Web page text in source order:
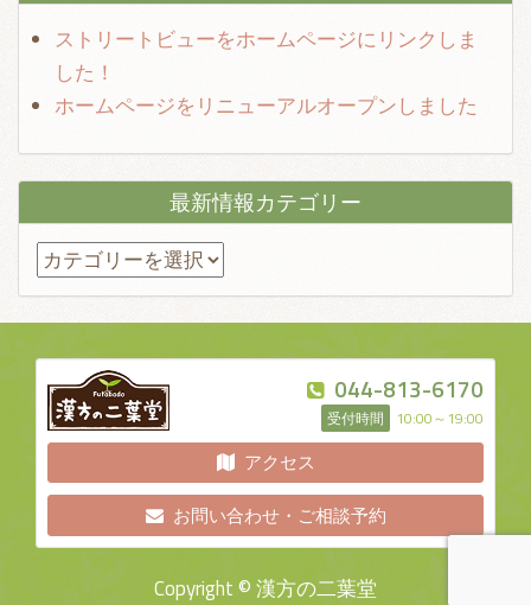
ストリートビューをホームページにリンクしま
した！
ホームページをリニューアルオープンしました
最新情報カテゴリー
最
新
情
報
カ
テ
リ
044-813-6170
受付時間 10:00～19:00
アクセス
お問い合わせ・ご相談予約
Copyright © 漢方の二葉堂